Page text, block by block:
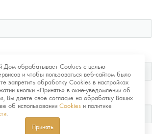
Дом обрабатывает Cookies с целью
и чтобы пользоваться веб-сайтом было
запретить обработку Cookies в настройках
кнопки «Принять» в окне-уведомлении об
Вы даете свое согласие на обработку Ваших
об использовании Cookies и политике
Принять